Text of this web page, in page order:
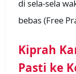
di sela-sela
bebas (Free
Kiprah
Pasti ke